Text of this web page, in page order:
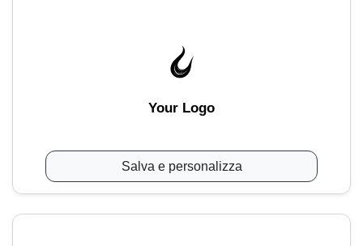
Your Logo
Salva e personalizza